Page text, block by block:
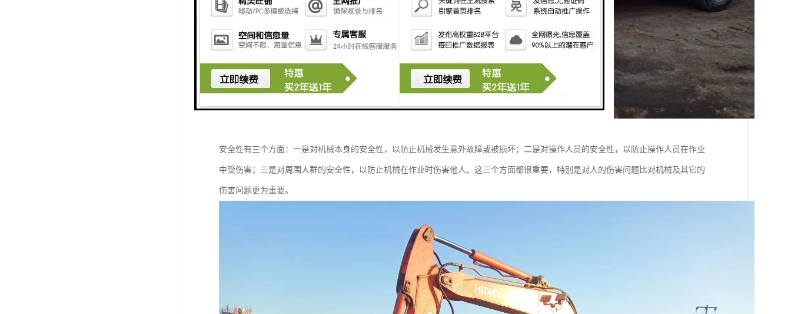
安全性有三个方面：一是对机械本身的安全性，以防止机械发生意外故障或被损坏；二是对操作人员的安全性，以防止操作人员在作业
中受伤害；三是对周围人群的安全性，以防止机械在作业时伤害他人。这三个方面都很重要，特别是对人的伤害问题比对机械及其它的
伤害问题更为重要。